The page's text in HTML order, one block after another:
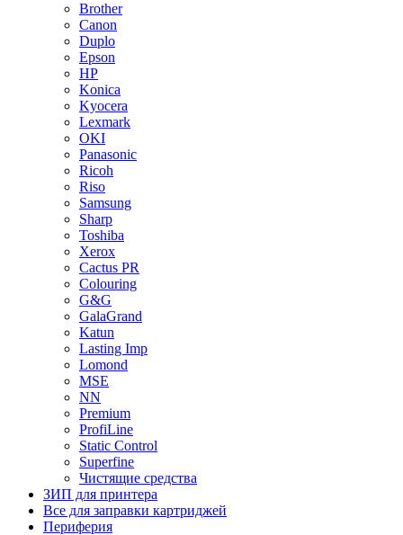
Brother
Canon
Duplo
Epson
HP
Konica
Kyocera
Lexmark
OKI
Panasonic
Ricoh
Riso
Samsung
Sharp
Toshiba
Xerox
Cactus PR
Colouring
G&G
GalaGrand
Katun
Lasting Imp
Lomond
MSE
NN
Premium
ProfiLine
Static Control
Superfine
Чистящие средства
ЗИП для принтера
Все для заправки картриджей
Периферия